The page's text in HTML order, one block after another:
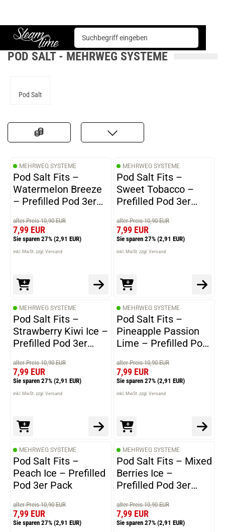
Steam time
E-Zigarette Mehrweg Systeme Pod Salt
POD SALT - MEHRWEG SYSTEME
Pod Salt
MEHRWEG SYSTEME
Pod Salt Fits –
Watermelon Breeze
– Prefilled Pod 3er
alter Preis 10,90 EUR
7,99 EUR
Sie sparen 27% (2,91 EUR)
inkl. MwSt. zzgl. Versand
MEHRWEG SYSTEME
Pod Salt Fits –
Sweet Tobacco –
Prefilled Pod 3er
alter Preis 10,90 EUR
7,99 EUR
Sie sparen 27% (2,91 EUR)
inkl. MwSt. zzgl. Versand
MEHRWEG SYSTEME
Pod Salt Fits –
Strawberry Kiwi Ice –
Prefilled Pod 3er
alter Preis 10,90 EUR
7,99 EUR
Sie sparen 27% (2,91 EUR)
inkl. MwSt. zzgl. Versand
MEHRWEG SYSTEME
Pod Salt Fits –
Pineapple Passion
Lime – Prefilled Pod
alter Preis 10,90 EUR
7,99 EUR
Sie sparen 27% (2,91 EUR)
inkl. MwSt. zzgl. Versand
MEHRWEG SYSTEME
Pod Salt Fits –
Peach Ice – Prefilled
Pod 3er Pack
alter Preis 10,90 EUR
7,99 EUR
Sie sparen 27% (2,91 EUR)
MEHRWEG SYSTEME
Pod Salt Fits – Mixed
Berries Ice –
Prefilled Pod 3er
alter Preis 10,90 EUR
7,99 EUR
Sie sparen 27% (2,91 EUR)